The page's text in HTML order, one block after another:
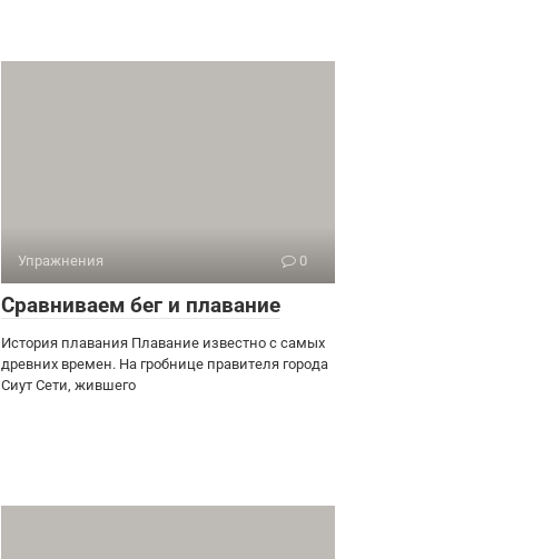
Упражнения 0
Сравниваем бег и плавание
История плавания Плавание известно с самых
древних времен. На гробнице правителя города
Сиут Сети, жившего